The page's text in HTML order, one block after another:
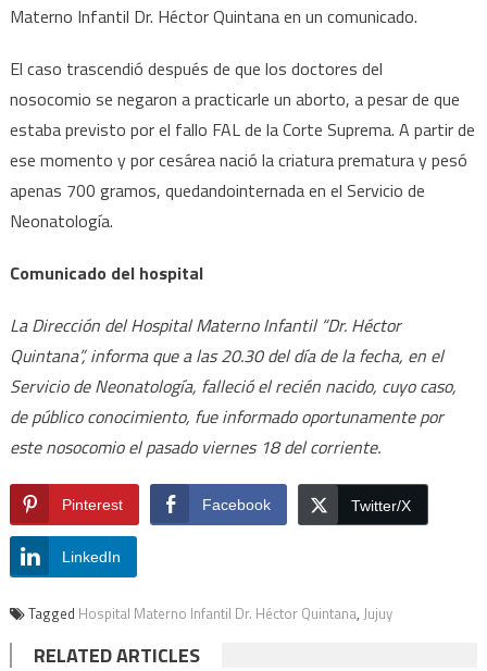
Materno Infantil Dr. Héctor Quintana en un comunicado.
El caso trascendió después de que los doctores del
nosocomio se negaron a practicarle un aborto, a pesar de que
estaba previsto por el fallo FAL de la Corte Suprema. A partir de
ese momento y por cesárea nació la criatura prematura y pesó
apenas 700 gramos, quedandointernada en el Servicio de
Neonatología.
Comunicado del hospital
La Dirección del Hospital Materno Infantil “Dr. Héctor
Quintana”, informa que a las 20.30 del día de la fecha, en el
Servicio de Neonatología, falleció el recién nacido, cuyo caso,
de público conocimiento, fue informado oportunamente por
este nosocomio el pasado viernes 18 del corriente.
Pinterest Facebook Twitter/X
LinkedIn
Tagged Hospital Materno Infantil Dr. Héctor Quintana, Jujuy
RELATED ARTICLES